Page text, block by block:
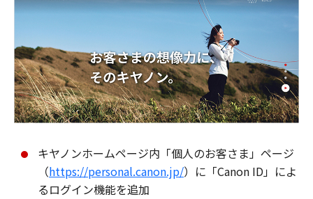
キヤノンホームページ内「個人のお客さま」ページ
（https://personal.canon.jp/）に「Canon ID」によ
るログイン機能を追加